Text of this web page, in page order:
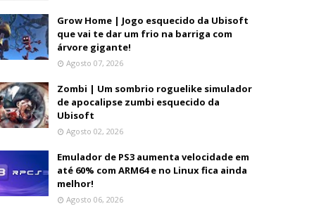
Grow Home | Jogo esquecido da Ubisoft
que vai te dar um frio na barriga com
árvore gigante!
Agosto 07, 2026
Zombi | Um sombrio roguelike simulador
de apocalipse zumbi esquecido da
Ubisoft
Agosto 02, 2026
Emulador de PS3 aumenta velocidade em
até 60% com ARM64 e no Linux fica ainda
melhor!
Agosto 06, 2026